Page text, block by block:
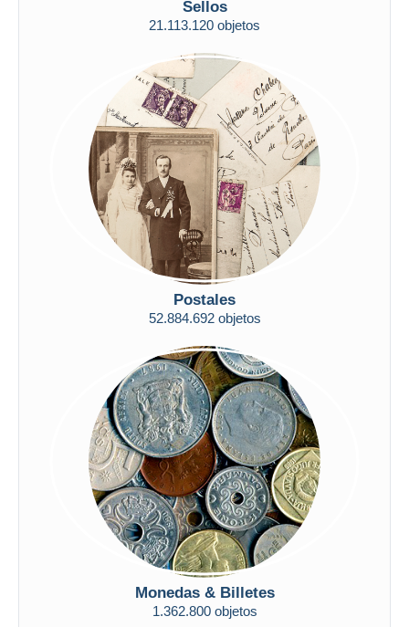
Transferencia bancaria
Visa
Mastercard
Bancontact
iDeal
Maestro
Deseleccionar todo
Residencia del vendedor
Aplicar
Sellos
21.113.120 objetos
Postales
52.884.692 objetos
Monedas & Billetes
1.362.800 objetos